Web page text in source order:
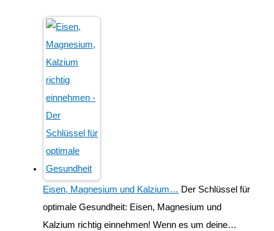
Eisen, Magnesium und Kalzium… Der Schlüssel für
optimale Gesundheit: Eisen, Magnesium und
Kalzium richtig einnehmen! Wenn es um deine…